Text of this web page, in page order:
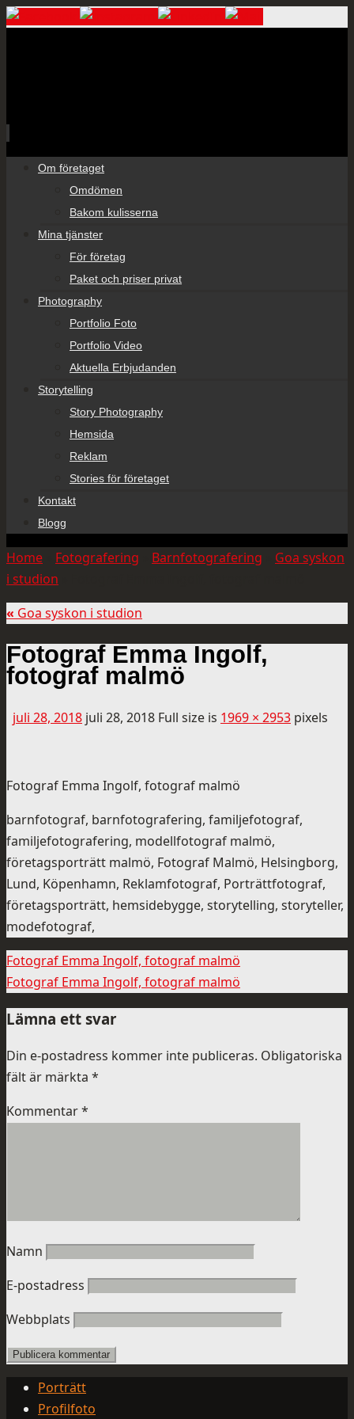
Om företaget
Omdömen
Bakom kulisserna
Mina tjänster
För företag
Paket och priser privat
Photography
Portfolio Foto
Portfolio Video
Aktuella Erbjudanden
Storytelling
Story Photography
Hemsida
Reklam
Stories för företaget
Kontakt
Blogg
Home Fotografering Barnfotografering
Goa syskon
i studion
« Goa syskon i studion
Fotograf Emma Ingolf,
fotograf malmö
juli 28, 2018 juli 28, 2018 Full size is 1969 × 2953 pixels
Fotograf Emma Ingolf, fotograf malmö
barnfotograf, barnfotografering, familjefotograf,
familjefotografering, modellfotograf malmö,
företagsporträtt malmö, Fotograf Malmö, Helsingborg,
Lund, Köpenhamn, Reklamfotograf, Porträttfotograf,
företagsporträtt, hemsidebygge, storytelling, storyteller,
modefotograf,
Fotograf Emma Ingolf, fotograf malmö
Fotograf Emma Ingolf, fotograf malmö
Lämna ett svar
Din e-postadress kommer inte publiceras. Obligatoriska
fält är märkta *
Kommentar*
Namn
E-postadress
Webbplats
Porträtt
Profilfoto